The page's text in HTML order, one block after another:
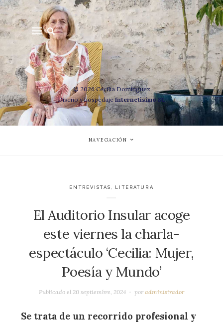
© 2026 Cecilia Dominguez
Diseño y hospedajeInternetisimo SL
NAVEGACIÓN
ENTREVISTAS LITERATURA
El Auditorio Insular acoge
este viernes la charla-
espectáculo ‘Cecilia: Mujer,
Poesía y Mundo’
Publicado el 20 septiembre, 2024 por administrador
Se trata de un recorrido profesional y